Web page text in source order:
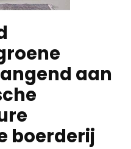
aan
boerderij